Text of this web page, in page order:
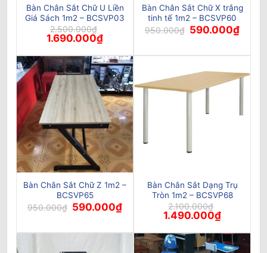
Bàn Chân Sắt Chữ U Liền
Giá Sách 1m2 – BCSVP03
2.500.000₫
Giá
gốc
là:
2.500.000₫.
1.690.000₫Giá
tại
là:
1.690.000₫.
Bàn Chân Sắt Chữ X trắng
tinh tế 1m2 – BCSVP60
950.000₫ Giá
gốc
950.000₫.
590.000₫Giá
là:
Bàn Chân Sắt Chữ Z 1m2 –
BCSVP65
950.000₫ Giá
gốc
950.000₫.
590.000₫Giá
là:
590.000₫.
Bàn Chân Sắt Dạng Trụ
Tròn 1m2 – BCSVP68
2.100.000₫
Giá
gốc
là:
2.100.000₫.
1.490.000₫Giá
tại
là: